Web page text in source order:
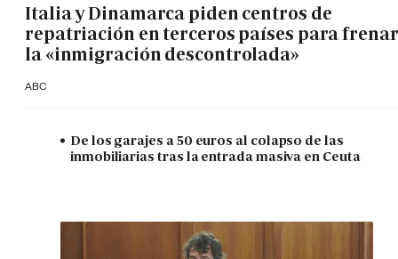
Italia y Dinamarca piden centros de
repatriación en terceros países para frenar
la «inmigración descontrolada»
ABC
De los garajes a 50 euros al colapso de las
inmobiliarias tras la entrada masiva en Ceuta